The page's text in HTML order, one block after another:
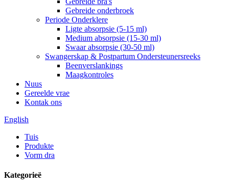
Gebreide onderbroek
Periode Onderklere
Ligte absorpsie (5-15 ml)
Medium absorpsie (15-30 ml)
Swaar absorpsie (30-50 ml)
Swangerskap & Postpartum Ondersteunersreeks
Beenverslankings
Maagkontroles
Nuus
Gereelde vrae
Kontak ons
English
Tuis
Produkte
Vorm dra
Kategorieë